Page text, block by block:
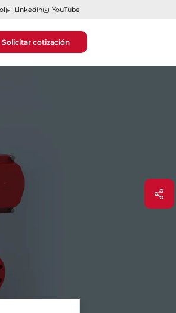
LinkedIn YouTube
Solicitar cotización